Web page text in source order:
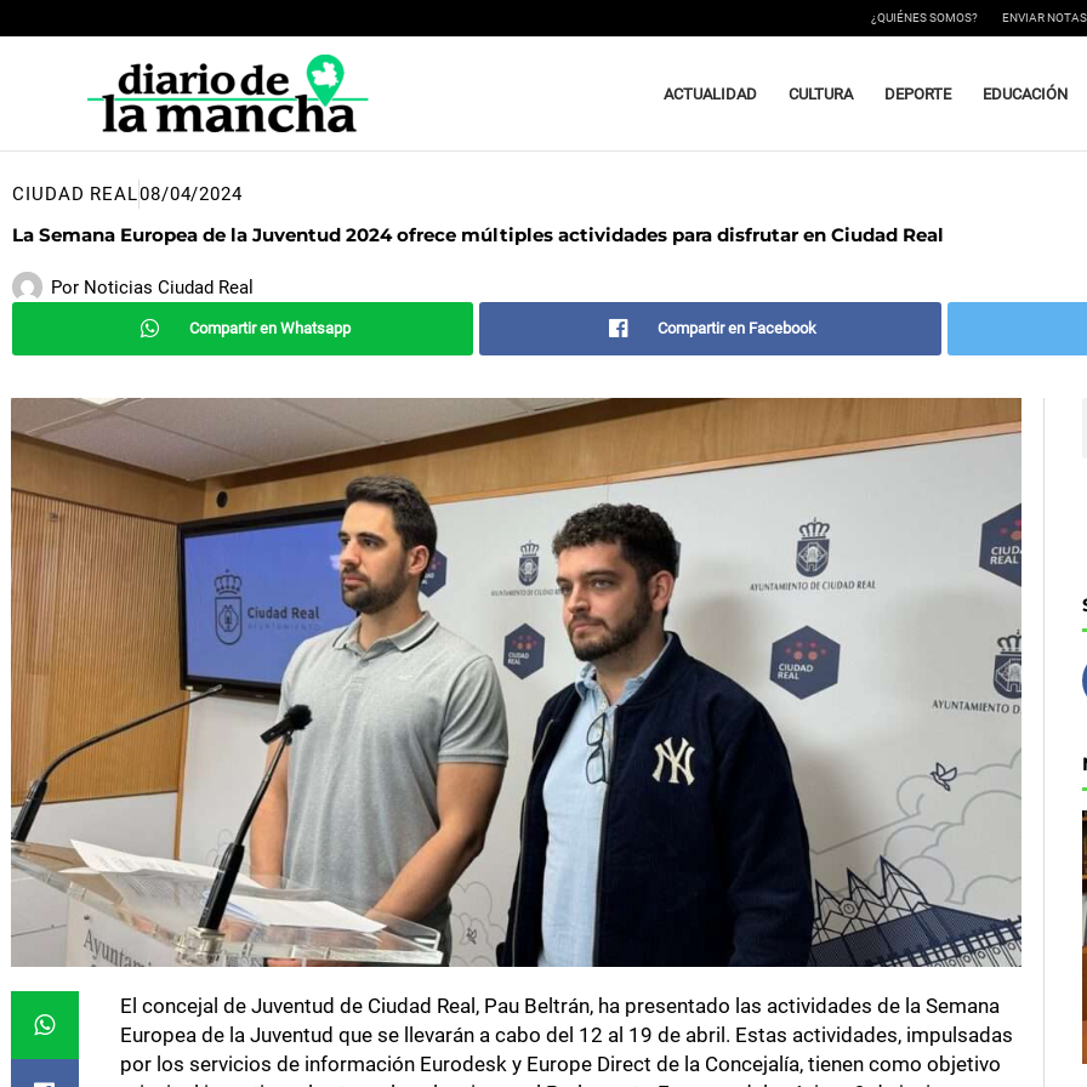
al
¿QUIÉNES SOMOS? ENVIAR
ACTUALIDAD CULTURA DEPORTE EDUCACIÓN
CIUDAD REAL08/04/2024
La Semana Europea de la Juventud 2024 ofrece múltiples actividades para disfrutar en Ciudad Real
Por Noticias Ciudad Real
Compartir en Whatsapp Compartir en Facebook
El concejal de Juventud de Ciudad Real, Pau Beltrán, ha presentado las actividades de la Semana
Europea de la Juventud que se llevarán a cabo del 12 al 19 de abril. Estas actividades, impulsadas
por los servicios de información Eurodesk y Europe Direct de la Concejalía, tienen como objetivo